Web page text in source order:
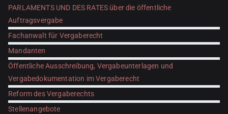
PARLAMENTS UND DES RATES über die öffentliche
Auftragsvergabe
Fachanwalt für Vergaberecht
Mandanten
Öffentliche Ausschreibung, Vergabeunterlagen und
Vergabedokumentation im Vergaberecht
Reform des Vergaberechts
Stellenangebote